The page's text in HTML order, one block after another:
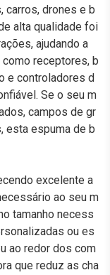
drones e b
alta qualidade foi
ajudando a
receptores, b
e controladores d
Se o seu m
campos de gr
esta espuma de b
excelente a
ao seu m
tamanho necess
ou es
ao redor dos com
que reduz as cha